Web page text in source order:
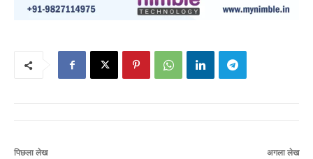
पिछला लेख अगला लेख